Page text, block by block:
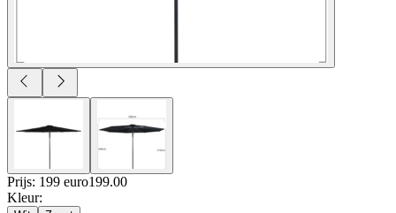
Prijs: 199 euro199.00
Kleur: